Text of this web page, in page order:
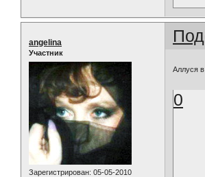
angelina
Участник
Зарегистрирован: 05-05-2010
Аллуся
0